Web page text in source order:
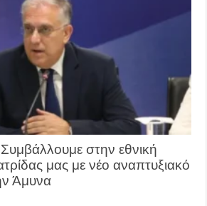
στην εθνική
μας με νέο αναπτυξιακό
Άμυνα